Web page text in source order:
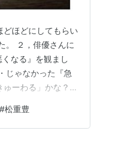
どほどにしてもらい
。 ２，俳優さんに
なる』を観まし
じゃなかった『急
ーわる」かな？ど
の「ディレクタ
#松重豊